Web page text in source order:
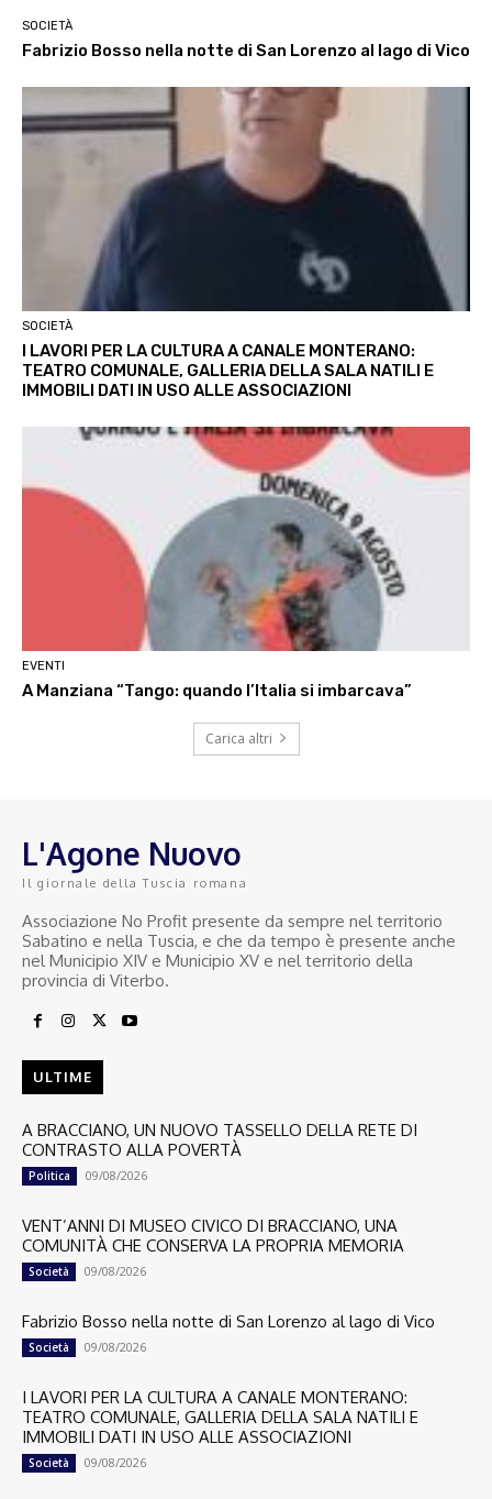
SOCIETÀ
Fabrizio Bosso nella notte di San Lorenzo al lago di Vico
SOCIETÀ
I LAVORI PER LA CULTURA A CANALE MONTERANO:
TEATRO COMUNALE, GALLERIA DELLA SALA NATILI E
IMMOBILI DATI IN USO ALLE ASSOCIAZIONI
EVENTI
A Manziana “Tango: quando l’Italia si imbarcava”
Carica altri
L'Agone Nuovo
Il giornale della Tuscia romana
Associazione No Profit presente da sempre nel territorio
Sabatino e nella Tuscia, e che da tempo è presente anche
nel Municipio XIV e Municipio XV e nel territorio della
provincia di Viterbo.
ULTIME
A BRACCIANO, UN NUOVO TASSELLO DELLA RETE DI
CONTRASTO ALLA POVERTÀ
Politica 09/08/2026
VENT’ANNI DI MUSEO CIVICO DI BRACCIANO, UNA
COMUNITÀ CHE CONSERVA LA PROPRIA MEMORIA
Società 09/08/2026
Fabrizio Bosso nella notte di San Lorenzo al lago di Vico
Società 09/08/2026
I LAVORI PER LA CULTURA A CANALE MONTERANO:
TEATRO COMUNALE, GALLERIA DELLA SALA NATILI E
IMMOBILI DATI IN USO ALLE ASSOCIAZIONI
Società 09/08/2026